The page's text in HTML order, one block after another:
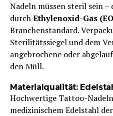
Nadeln müssen steril sein
durchEthylenoxid-Gas
Branchenstandard.
Sterilitätssiegel und dem
angebrochene oder
den Müll.
Materialqualität:
Hochwertige Tattoo-
medizinischem Edelstahl